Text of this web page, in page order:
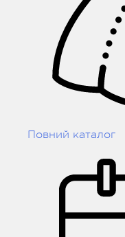
Повний каталог